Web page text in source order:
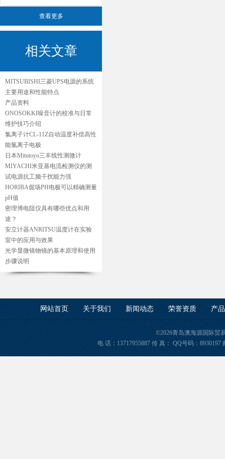
查看更多
相关文章
MITSUBISHI三菱UPS电源的系统
主要用途和性能特点
产品资料
ONOSOKKI噪音计的校准与日常
维护技巧介绍
氯离子计CL-11Z自动温度补偿高性
能氯离子电极
日本Mitutoyo三丰线性测微计
MIYACHI米亚基电流检测仪的测
试电源抗工频干扰能力强
HORIBA倔场PH电极可以精确测量
pH值
密理博电阻仪具有哪些优点和用
途？
安立计器ANRITSU温度计在实验
室中的应用与效果
光学显微镜物镜的基本原理和使用
步骤说明
网站首页 关于我们 新闻动态 荣誉资质 产
©2026青岛澳海源国际贸
电 话：13717955887 传 真： QQ号码：